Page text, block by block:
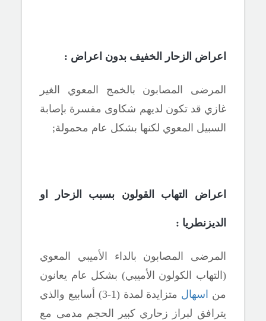
اعراض الزحار الخفيف بدون اعراض :
المرضى المصابون بالخمج المعوي الغير
غازي قد تكون لديهم شكاوى مفسرة بإصابة
السبيل المعوي لكنها بشكل عام محمولة;
اعراض التهاب القولون بسبب الزحار او
الديزنطريا :
المرضى المصابون بالداء الأميبي المعوي
(التهاب الكولون الأميبي) بشكل عام يعانون
من اسهال
متزايدة لمدة (1-3) أسابيع والذي
يترافق لبراز زحاري كبير الحجم مدمى مع